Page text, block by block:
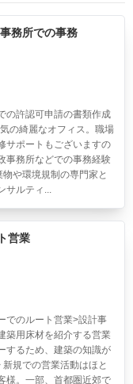
務所での事務
の許認可申請の書類作成
の綺麗なオフィス。職場
サポートもございますの
事務所などでの事務経験
や環境規制の専門家と
サルティ...
営業
でのルート営業>設計事
築用床材を紹介する営業
するため、建築の知識が
規での営業活動はほと
様。一部、首都圏近郊で